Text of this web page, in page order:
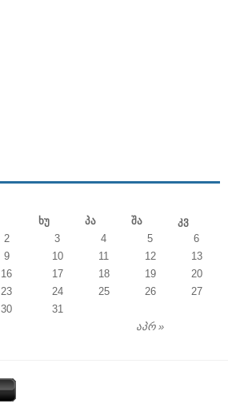
Ხუ Პა Შა Კვ
აპრ »
2 3 4 5
6
9 10 11 12
13
16 17 18 19
20
23 24 25 26
27
30 31